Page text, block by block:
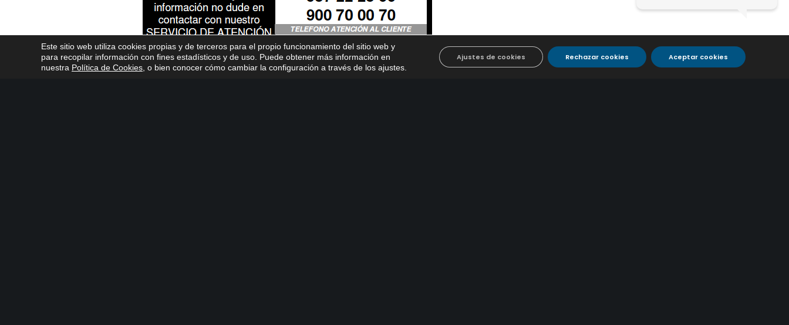
Este sitio web utiliza cookies propias y de terceros para el propio funcionamiento del sitio web y
para recopilar información con fines estadísticos y de uso. Puede obtener más información en
nuestra Política de Cookies , o bien conocer cómo cambiar la configuración a través de los ajustes
Aceptar cookies
Rechazar cookies
Ajustes de cookies